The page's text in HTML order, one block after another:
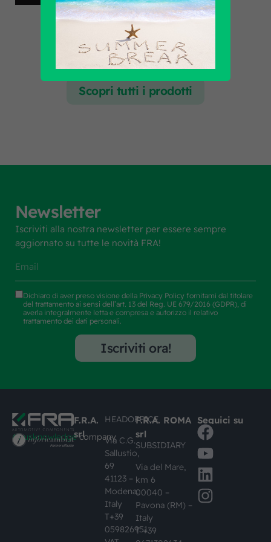
Scopri tutti i prodotti
Newsletter
Iscriviti alla nostra newsletter per essere sempre
aggiornato su tutte le novità FRA!
Dichiaro di aver preso visione della Privacy Policy fornitami dal titolare
del trattamento ai sensi dell’art. 13 del Reg. UE 679/2016 (GDPR), di
averla integralmente letta e compresa e autorizzo il relativo
trattamento dei dati personali.
Iscriviti ora!
#busknowledgecompany
F.R.A.
srl
HEADOFFICE
Via C.G.
Sallustio,
69
41123 –
Modena,
Italy
T+39
059826951
F.R.A. ROMA
srl
SUBSIDIARY
Via del Mare,
km 6
00040 –
Pavona (RM) –
Italy
T +39
Seguici su